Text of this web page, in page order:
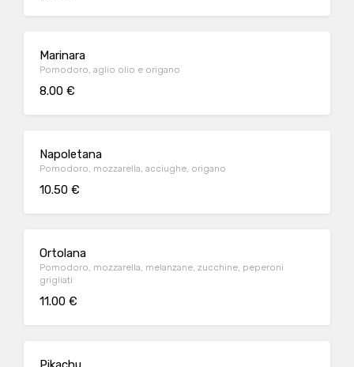
Marinara
Pomodoro, aglio olio e origano
8.00 €
Napoletana
Pomodoro, mozzarella, acciughe, origano
10.50 €
Ortolana
Pomodoro, mozzarella, melanzane, zucchine, peperoni
grigliati
11.00 €